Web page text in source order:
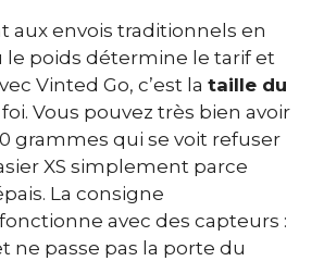
aux envois traditionnels en
le poids détermine le tarif et
Vinted Go, c’est la taille du
Vous pouvez très bien avoir
grammes qui se voit refuser
XS simplement parce
La consigne
avec des capteurs :
ne passe pas la porte du